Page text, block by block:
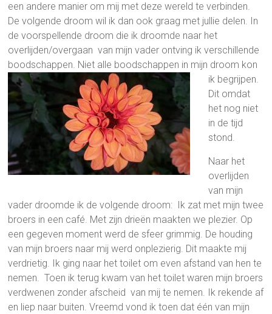
een andere manier om mij met deze wereld te verbinden.
De volgende droom wil ik dan ook graag met jullie delen. In
de voorspellende droom die ik droomde naar het
overlijden/overgaan van mijn vader ontving ik verschillende
boodschappen. Niet alle boodschappen in mijn droom kon
ik begrijpen.
Dit omdat
het nog niet
in de tijd
stond.
Naar het
overlijden
van mijn
vader droomde ik de volgende droom: Ik zat met mijn twee
broers in een café. Met zijn drieën maakten we plezier. Op
een gegeven moment werd de sfeer grimmig. De houding
van mijn broers naar mij werd onplezierig. Dit maakte mij
verdrietig. Ik ging naar het toilet om even afstand van hen te
nemen. Toen ik terug kwam van het toilet waren mijn broers
verdwenen zonder afscheid van mij te nemen. Ik rekende af
en liep naar buiten. Vreemd vond ik toen dat één van mijn